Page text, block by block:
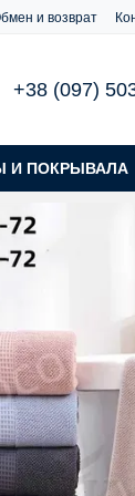
и возврат
+38 (097)
И ПОКРЫВАЛА